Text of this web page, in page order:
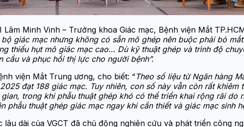
Minh Vinh – Trưởng khoa Giác mạc, Bệnh viện Mắt
giác mạc nhưng không có sẵn mô ghép nên buộc phải bỏ
thiếu hụt mô giác mạc cao… Dù kỹ thuật ghép và trình độ
cầu và phục hồi thị lực cho người bệnh”.
viện Mắt Trung ương, cho biết: “Theo số liệu từ Ngân hàng
đạt 188 giác mạc. Tuy nhiên, con số này vẫn còn rất
trong khi phẫu thuật ghép khó có thể triển khai rộng rãi
phẫu thuật ghép giác mạc ngay khi cần thiết và giác mạc sinh
dài của VGCT đã chủ động nghiên cứu và phát triển công